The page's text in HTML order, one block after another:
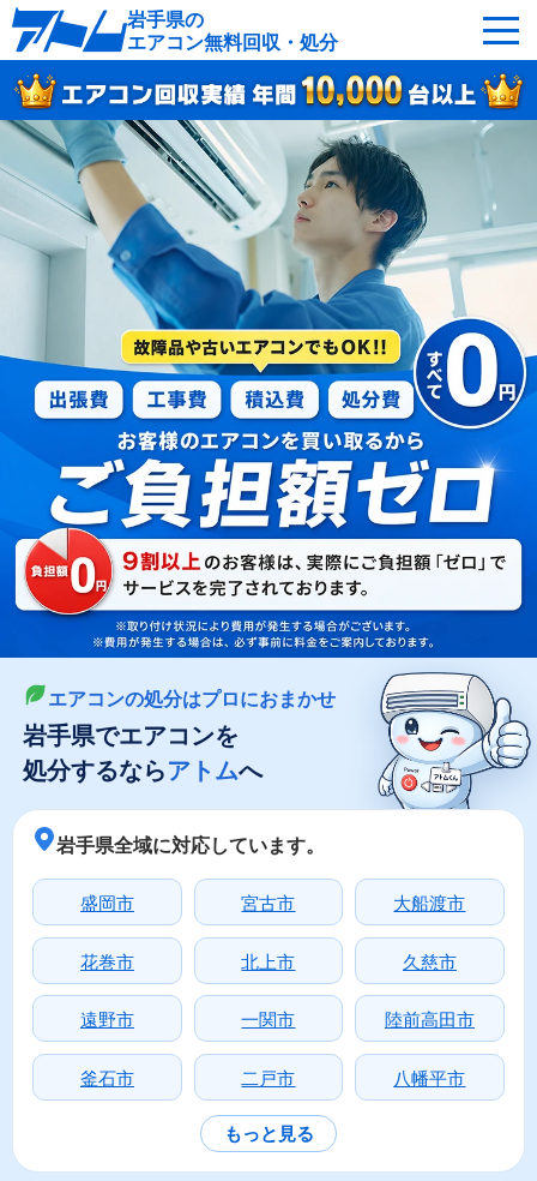
岩手県の
エアコン無料回収・処分
サービスの特徴 回収可能なエアコン
対応エリア 回収の流れ
よくあるご質問 運営会社
岩手県へ無料出張
最短即日 お急ぎの方はこちら
050-5482-9461
受付：24時間年中無休（通話料無料）
LINEやメールでカンタン依頼
メールで回収依頼 LINEで回収依頼
エアコンの処分はプロにおまかせ
岩手県でエアコンを
処分するならアトムへ
岩手県全域に対応しています。
盛岡市 宮古市 大船渡市
花巻市 北上市 久慈市
遠野市 一関市 陸前高田市
釜石市 二戸市 八幡平市
もっと見る